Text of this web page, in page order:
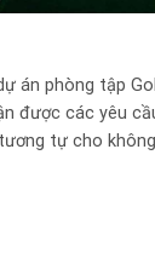
án phòng tập
được các yêu
tự cho